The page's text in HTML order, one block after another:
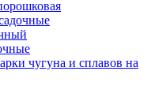
чугуна и сплавов на